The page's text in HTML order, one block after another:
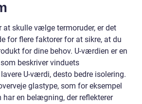
at skulle vælge termoruder, er det
for flere faktorer for at sikre, at du
for dine behov. U-værdien er en
beskriver vinduets
U-værdi, desto bedre isolering.
glastype, som for eksempel
har en belægning, der reflekterer